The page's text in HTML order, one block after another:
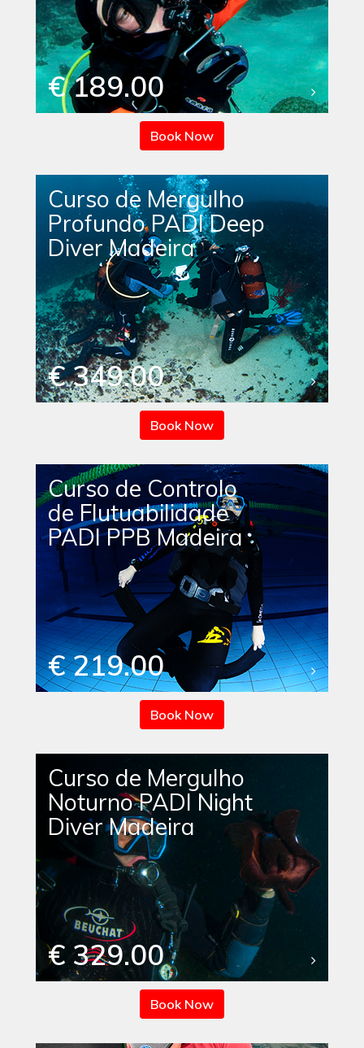
€ 189.00
Book Now
Curso de Mergulho
Profundo PADI Deep
Diver Madeira
€ 349.00
Book Now
Curso de Controlo
de Flutuabilidade
PADI PPB Madeira
€ 219.00
Book Now
Curso de Mergulho
Noturno PADI Night
Diver Madeira
€ 329.00
Book Now